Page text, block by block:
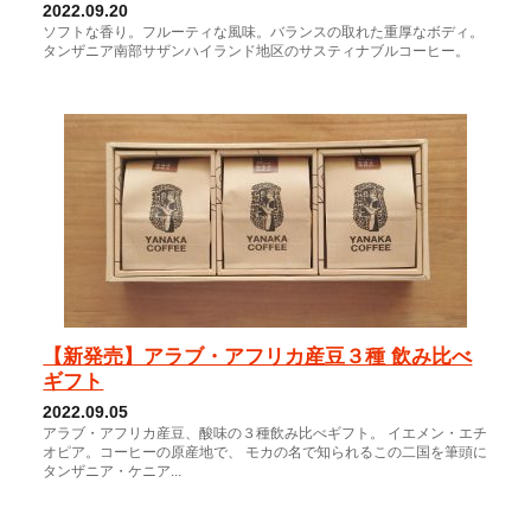
2022.09.20
ソフトな香り。フルーティな風味。バランスの取れた重厚なボディ。
タンザニア南部サザンハイランド地区のサスティナブルコーヒー。
【新発売】アラブ・アフリカ産豆３種 飲み比べ
ギフト
2022.09.05
アラブ・アフリカ産豆、酸味の３種飲み比べギフト。 イエメン・エチ
オピア。コーヒーの原産地で、 モカの名で知られるこの二国を筆頭に
タンザニア・ケニア...